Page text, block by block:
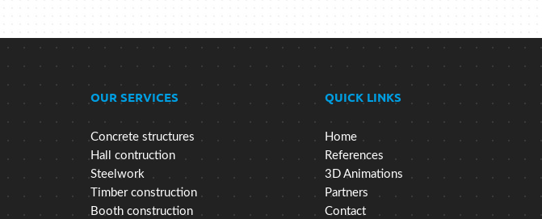
OUR SERVICES
Concrete structures
Hall contruction
Steelwork
Timber construction
Booth construction
QUICK LINKS
Home
References
3D Animations
Partners
Contact